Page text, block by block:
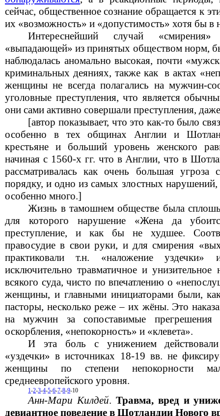
сейчас, общественное сознание обращается к
их «возможность» и «допустимость» хотя бы в
Интереснейший случай «смирения»
«выпадающей» из принятых обществом норм,
наблюдалась аномально высокая, почти
криминальных деяниях, также как в актах
женщины не всегда полагались на мужчин-
уголовные преступления, что является
они сами активно совершали преступления,
[автор показывает, что это как-то было
особенно в тех общинах Англии и
крестьяне и больший уровень женского
начиная с 1560-х гг. что в Англии, что в
рассматривалась как очень большая угроза
порядку, и одно из самых злостных
особенно много.]
Жизнь в тамошнем обществе была
для которого нарушение «Жена да
преступление, и как бы не худшее.
правосудие в свои руки, и для смирения
практиковали т.н. «наложение
исключительно травматичное и унизительное
всякого суда, чисто по впечатлению о
женщины, и главными инициаторами были, как
пасторы, несколько реже – их жёны. Это
на мужчин за сопоставимые прегрешения
оскорбления, «непокорность» и «клевета».
И эта боль с унижением
«уздечки» в источниках 18-19 вв. не
женщины по степени непокорности
среднеевропейского уровня.
1-2-3-4-5-6-7-8-9-10
Анн-Мари Килдей. Травма, вред и
девиантное поведение в Шотландии Нового